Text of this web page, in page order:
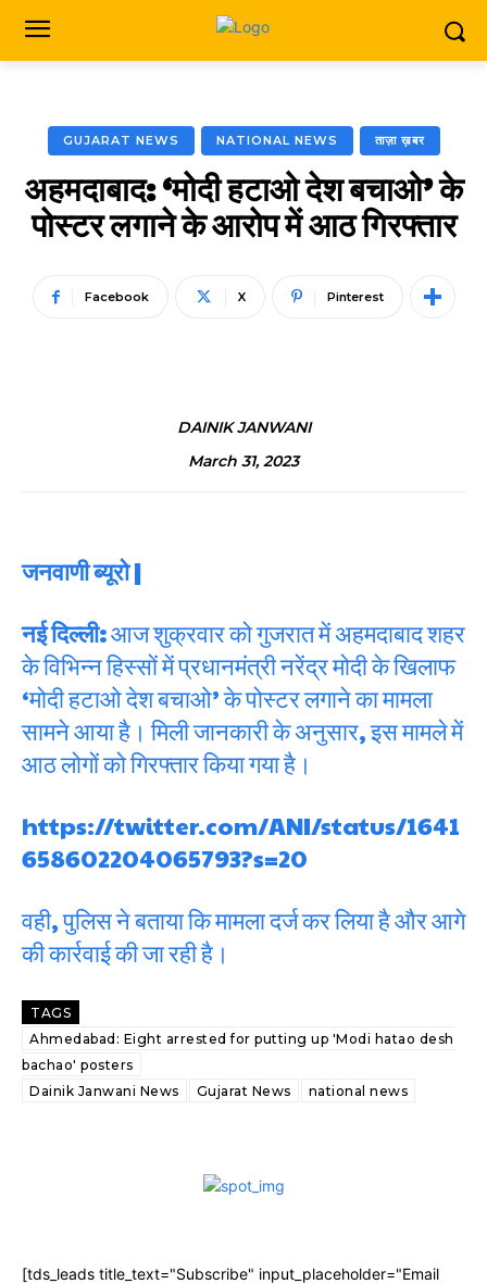
GUJARAT NEWS NATIONAL NEWS ताज़ा ख़बर
अहमदाबाद: ‘मोदी हटाओ देश बचाओ’ के
पोस्टर लगाने के आरोप में आठ गिरफ्तार
Facebook X Pinterest
DAINIK JANWANI
March 31, 2023
जनवाणी ब्यूरो |
नई दिल्ली:आज शुक्रवार को गुजरात में अहमदाबाद शहर
के विभिन्न हिस्सों में प्रधानमंत्री नरेंद्र मोदी के खिलाफ
‘मोदी हटाओ देश बचाओ’ के पोस्टर लगाने का मामला
सामने आया है। मिली जानकारी के अनुसार, इस मामले में
आठ लोगों को गिरफ्तार किया गया है।
https://twitter.com/ANI/status/1641
658602204065793?s=20
वही, पुलिस ने बताया कि मामला दर्ज कर लिया है और आगे
की कार्रवाई की जा रही है।
TAGS
Ahmedabad: Eight arrested for putting up 'Modi hatao desh
bachao' posters
Dainik Janwani News
Gujarat News national news
[tds_leads title_text="Subscribe" input_placeholder="Email